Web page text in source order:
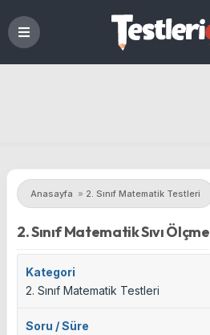
Anasayfa » 2. Sınıf Matematik Testleri
2. Sınıf Matematik Sıvı Ölçme
Kategori
2. Sınıf Matematik Testleri
Soru / Süre